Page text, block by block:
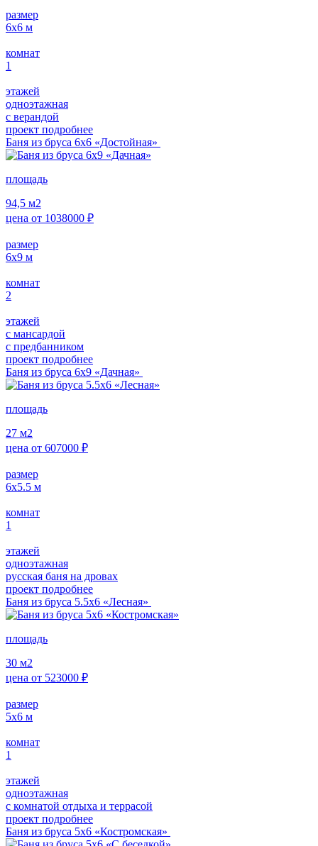
размер
6х6 м
комнат
1
этажей
одноэтажная
с верандой
проект подробнее
Баня из бруса 6х6 «Достойная»
площадь
94,5 м2
цена от 1038000 ₽
размер
6х9 м
комнат
2
этажей
с мансардой
с предбанником
проект подробнее
Баня из бруса 6х9 «Дачная»
площадь
27 м2
цена от 607000 ₽
размер
6х5.5 м
комнат
1
этажей
одноэтажная
русская баня на дровах
проект подробнее
Баня из бруса 5.5х6 «Лесная»
площадь
30 м2
цена от 523000 ₽
размер
5х6 м
комнат
1
этажей
одноэтажная
с комнатой отдыха и террасой
проект подробнее
Баня из бруса 5х6 «Костромская»